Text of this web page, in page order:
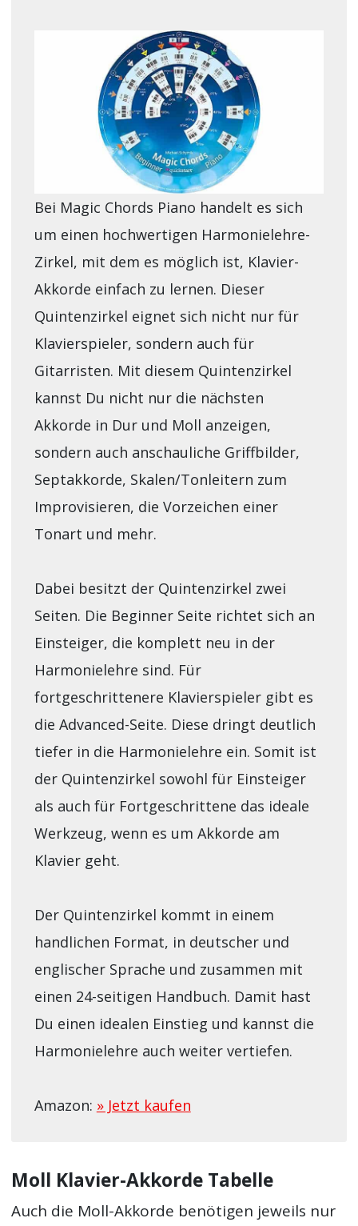
Bei Magic Chords Piano handelt es sich
um einen hochwertigen Harmonielehre-
Zirkel, mit dem es möglich ist, Klavier-
Akkorde einfach zu lernen. Dieser
Quintenzirkel eignet sich nicht nur für
Klavierspieler, sondern auch für
Gitarristen. Mit diesem Quintenzirkel
kannst Du nicht nur die nächsten
Akkorde in Dur und Moll anzeigen,
sondern auch anschauliche Griffbilder,
Septakkorde, Skalen/Tonleitern zum
Improvisieren, die Vorzeichen einer
Tonart und mehr.
Dabei besitzt der Quintenzirkel zwei
Seiten. Die Beginner Seite richtet sich an
Einsteiger, die komplett neu in der
Harmonielehre sind. Für
fortgeschrittenere Klavierspieler gibt es
die Advanced-Seite. Diese dringt deutlich
tiefer in die Harmonielehre ein. Somit ist
der Quintenzirkel sowohl für Einsteiger
als auch für Fortgeschrittene das ideale
Werkzeug, wenn es um Akkorde am
Klavier geht.
Der Quintenzirkel kommt in einem
handlichen Format, in deutscher und
englischer Sprache und zusammen mit
einen 24-seitigen Handbuch. Damit hast
Du einen idealen Einstieg und kannst die
Harmonielehre auch weiter vertiefen.
Amazon: » Jetzt kaufen
Moll Klavier-Akkorde Tabelle
Auch die Moll-Akkorde benötigen jeweils nur